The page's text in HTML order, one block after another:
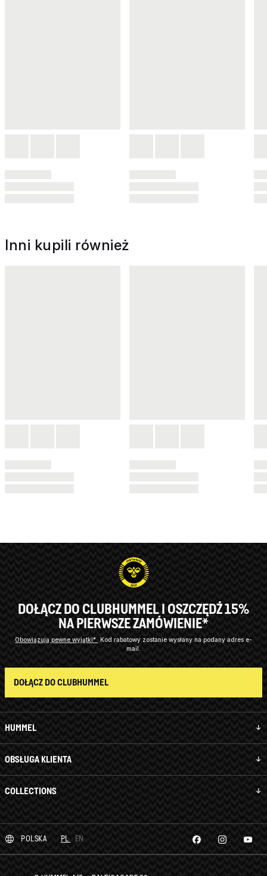
Inni kupili również
HUMMEL
OBSŁUGA KLIENTA
COLLECTIONS
DOŁĄCZ DO CLUBHUMMEL I OSZCZĘDŹ 15%
NA PIERWSZE ZAMÓWIENIE*
Obowiązują pewne wyjątki*
Kod rabatowy zostanie wysłany na podany adres e-
mail.
DOŁĄCZ DO CLUBHUMMEL
POLSKA PL EN